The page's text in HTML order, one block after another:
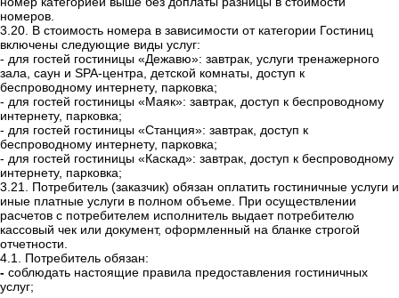
номеров.
3.20. В стоимость номера в зависимости от категории Гостиниц
включены следующие виды услуг:
- для гостей гостиницы «Дежавю»: завтрак, услуги тренажерного
зала, саун и SPA-центра, детской комнаты, доступ к
беспроводному интернету, парковка;
- для гостей гостиницы «Маяк»: завтрак, доступ к беспроводному
интернету, парковка;
- для гостей гостиницы «Станция»: завтрак, доступ к
беспроводному интернету, парковка;
- для гостей гостиницы «Каскад»: завтрак, доступ к беспроводному
интернету, парковка;
3.21. Потребитель (заказчик) обязан оплатить гостиничные услуги и
иные платные услуги в полном объеме. При осуществлении
расчетов с потребителем исполнитель выдает потребителю
кассовый чек или документ, оформленный на бланке строгой
отчетности.
4.1. Потребитель обязан:
- соблюдать настоящие правила предоставления гостиничных
услуг;